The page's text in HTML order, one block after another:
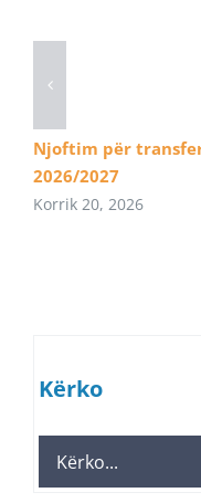
Njoftim për
2026/2027
Korrik 20, 2026
Kërko
Search
for: